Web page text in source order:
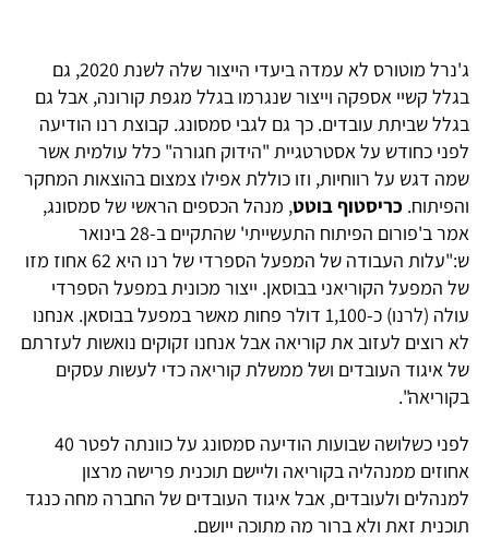
ג'נרל מוטורס לא עמדה ביעדי הייצור שלה לשנת 2020, גם
בגלל קשיי אספקה וייצור שנגרמו בגלל מגפת קורונה, אבל גם
בגלל שביתת עובדים. כך גם לגבי סמסונג. קבוצת רנו הודיעה
לפני כחודש על אסטרטגיית "הידוק חגורה" כלל עולמית אשר
שמה דגש על רווחיות, וזו כוללת אפילו צמצום בהוצאות המחקר
והפיתוח. כריסטוף בוטט, מנהל הכספים הראשי של סמסונג,
אמר ב'פורום הפיתוח התעשייתי' שהתקיים ב-28 בינואר
ש:"עלות העבודה של המפעל הספרדי של רנו היא 62 אחוז מזו
של המפעל הקוריאני בבוסאן. ייצור מכונית במפעל הספרדי
עולה (לרנו) כ-1,100 דולר פחות מאשר במפעל בבוסאן. אנחנו
לא רוצים לעזוב את קוריאה אבל אנחנו זקוקים נואשות לעזרתם
של איגוד העובדים ושל ממשלת קוריאה כדי לעשות עסקים
בקוריאה".
לפני כשלושה שבועות הודיעה סמסונג על כוונתה לפטר 40
אחוזים ממנהליה בקוריאה וליישם תוכנית פרישה מרצון
למנהלים ולעובדים, אבל איגוד העובדים של החברה מחה כנגד
תוכנית זאת ולא ברור מה מתוכה ייושם.